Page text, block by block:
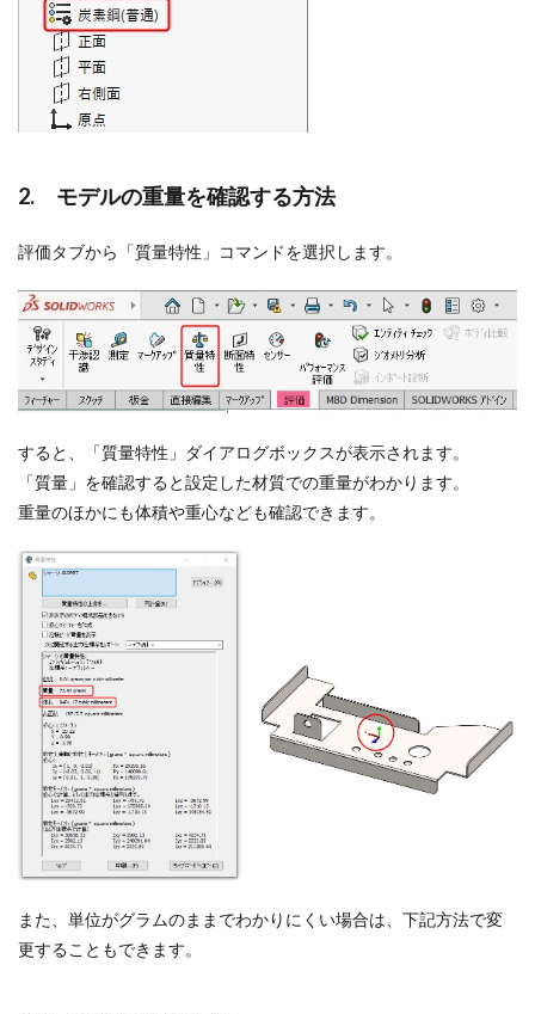
2. モデルの重量を確認する方法
評価タブから「質量特性」コマンドを選択します。
すると、「質量特性」ダイアログボックスが表示されます。
「質量」を確認すると設定した材質での重量がわかります。
重量のほかにも体積や重心なども確認できます。
また、単位がグラムのままでわかりにくい場合は、下記方法で変
更することもできます。